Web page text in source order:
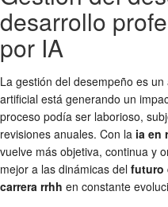
desarrollo
por IA
La gestión del desempeño es
artificial está generando un
proceso podía ser laborioso,
revisiones anuales. Con la ia en
vuelve más objetiva, continua y
mejor a las dinámicas del futuro
carrera rrhh en constante